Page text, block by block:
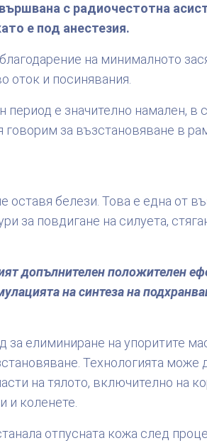
с радиочестотна
е под анестезия.
на минималното
оток и посинявания.
е значително намален, в
говорим за възстановяване в
оставя белези. Това е една от
за повдигане на силуета,
допълнителен положителен
на синтеза на
за елиминиране на упоритите
Технологията може
на тялото, включително на
и коленете.
отпусната кожа след